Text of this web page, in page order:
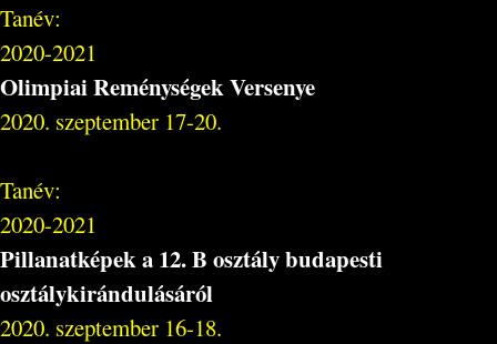
Tanév:
2020-2021
Olimpiai Reménységek Versenye
2020. szeptember 17-20.
Tanév:
2020-2021
Pillanatképek a 12. B osztály budapesti
osztálykirándulásáról
2020. szeptember 16-18.